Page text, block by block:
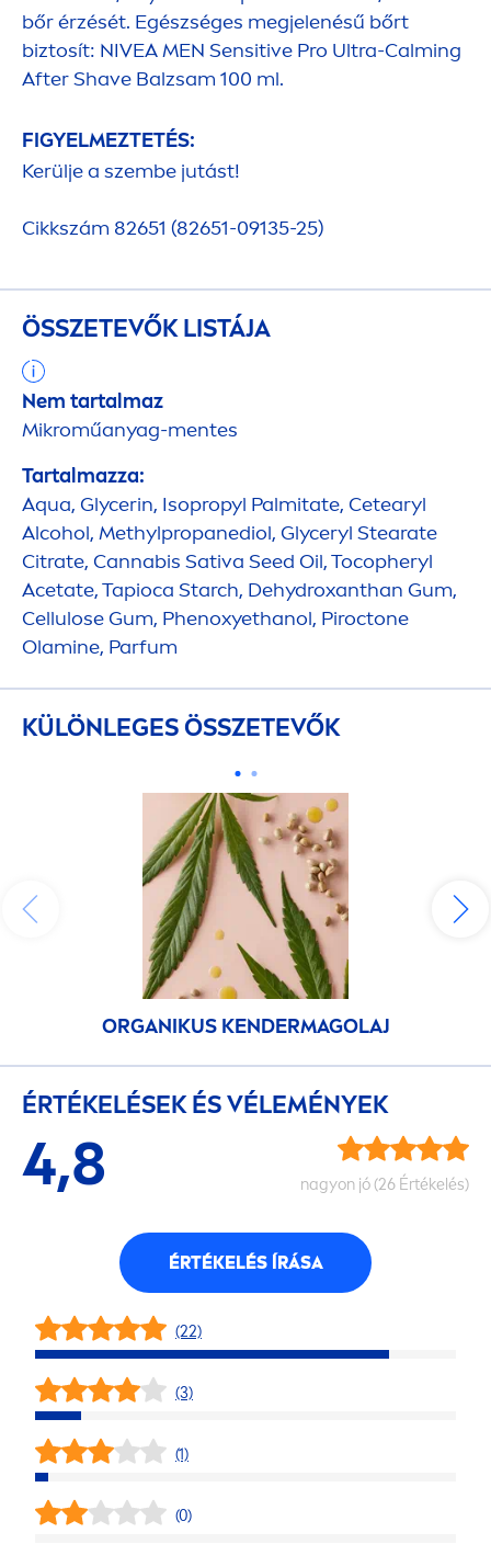
bőr érzését. Egészséges megjelenésű bőrt
biztosít: NIVEAMEN Sensitive Pro Ultra-Calming
After Shave Balzsam 100 ml.
FIGYELMEZTETÉS:
Kerülje a szembe jutást!
Cikkszám 82651 (82651-09135-25)
ÖSSZETEVŐK LISTÁJA
Nem tartalmaz
Mikroműanyag-mentes
Tartalmazza:
Aqua, Glycerin, Isopropyl Palmitate, Cetearyl
Alcohol, Methylpropanediol, Glyceryl Stearate
Citrate, Cannabis Sativa Seed Oil, Tocopheryl
Acetate, Tapioca Starch, Dehydroxanthan Gum,
Cellulose Gum, Phenoxyethanol, Piroctone
Olamine, Parfum
KÜLÖNLEGES ÖSSZETEVŐK
ORGANIKUS KENDERMAGOLAJ
ÉRTÉKELÉSEK ÉS VÉLEMÉNYEK
4,8 nagyon jó (26 Értékelés)
ÉRTÉKELÉS ÍRÁSA
(22)
(3)
(1)
(0)